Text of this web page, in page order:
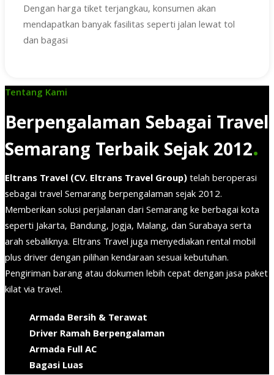
Dengan harga tiket terjangkau, konsumen akan
mendapatkan banyak fasilitas seperti jalan lewat tol
dan bagasi
Tentang Kami
Berpengalaman Sebagai Travel
Semarang Terbaik Sejak 2012.
Eltrans Travel (CV. Eltrans Travel Group)telah beroperasi
sebagai travel Semarang berpengalaman sejak 2012.
Memberikan solusi perjalanan dari Semarang ke berbagai kota
seperti Jakarta, Bandung, Jogja, Malang, dan Surabaya serta
arah sebaliknya. Eltrans Travel juga menyediakan rental mobil
plus driver dengan pilihan kendaraan sesuai kebutuhan.
Pengiriman barang atau dokumen lebih cepat dengan jasa paket
kilat via travel.
Armada Bersih & Terawat
Driver Ramah Berpengalaman
Armada Full AC
Bagasi Luas